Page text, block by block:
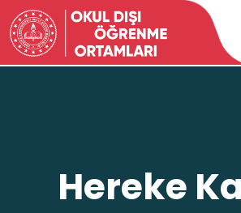
Hereke